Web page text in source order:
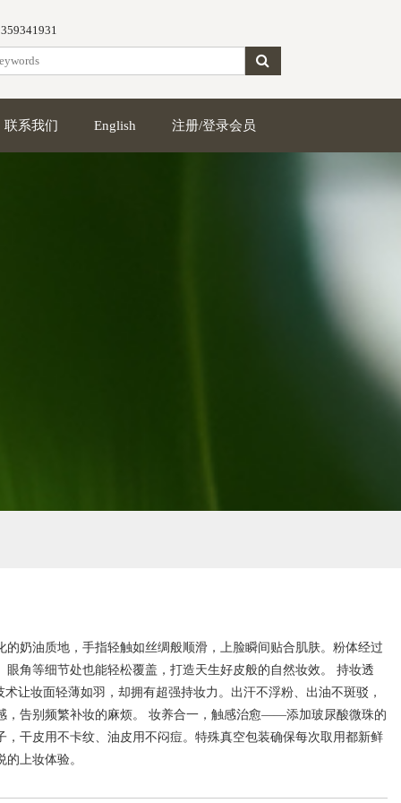
联系我们 English 注册/登录会员
奶油质地，手指轻触如丝绸般顺滑，上脸瞬间贴合肌肤。粉体经过
眼角等细节处也能轻松覆盖，打造天生好皮般的自然妆效。 持妆透
让妆面轻薄如羽，却拥有超强持妆力。出汗不浮粉、出油不斑驳，
，告别频繁补妆的麻烦。 妆养合一，触感治愈——添加玻尿酸微珠的
，干皮用不卡纹、油皮用不闷痘。特殊真空包装确保每次取用都新鲜
上妆体验。